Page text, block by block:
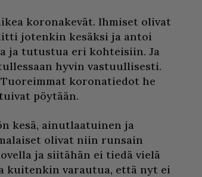
koronakevät. Ihmiset olivat
jotenkin kesäksi ja antoi
ja tutustua eri kohteisiin. Ja
hyvin vastuullisesti.
koronatiedot he
pöytään.
kesä, ainutlaatuinen ja
olivat niin runsain
ja siitähän ei tiedä vielä
kuitenkin varautua, että nyt ei